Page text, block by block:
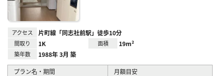
アクセス 片町線「同志社前駅」徒歩10分
間取り 1K 面積 19m²
築年数 1988年 3月 築
プラン名・期間
月額目安